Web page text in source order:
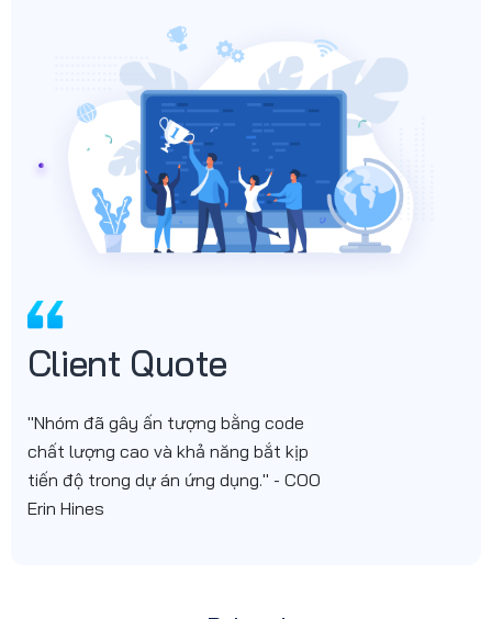
Client Quote
"Nhóm đã gây ấn tượng bằng code
chất lượng cao và khả năng bắt kịp
tiến độ trong dự án ứng dụng." - COO
Erin Hines